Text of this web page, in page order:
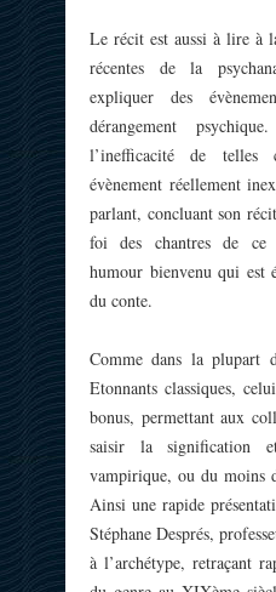
Le récit est aussi à lire à
récentes de la
expliquer des
dérangement
l’inefficacité de telles
évènement réellement
parlant, concluant son
foi des chantres de ce
humour bienvenu qui est
du conte.
Comme dans la plupart
Etonnants classiques,
bonus, permettant aux
saisir la signification
vampirique, ou du moins
Ainsi une rapide
Stéphane Després,
à l’archétype, retraçant